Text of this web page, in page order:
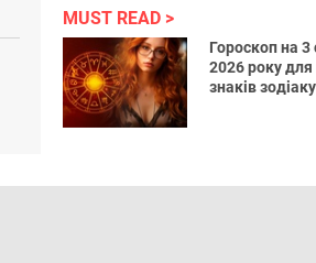
MUST READ
Гороскоп на 3
2026 року для
знаків зодіаку